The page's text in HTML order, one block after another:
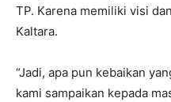
TP. Karena memiliki visi
Kaltara.
“Jadi, apa pun kebaikan
kami sampaikan kepada